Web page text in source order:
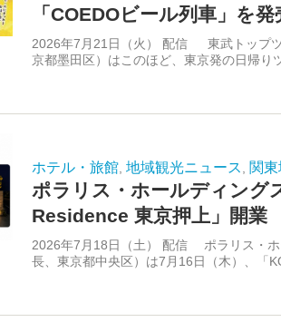
「COEDOビール列車」を発
2026年7月21日（火） 配信 東武トップ
京都墨田区）はこのほど、東京発の日帰りツ
ホテル・旅館, 地域観光ニュース 関
ポラリス・ホールディング
Residence 東京押上」開業
2026年7月18日（土） 配信 ポラリス・ホ
長、東京都中央区）は7月16日（木）、「